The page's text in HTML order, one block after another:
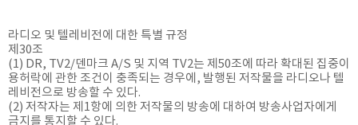
라디오 및 텔레비전에 대한 특별 규정
제30조
(1) DR, TV2/덴마크 A/S 및 지역 TV2는 제50조에 따라 확대된 집중이
용허락에 관한 조건이 충족되는 경우에, 발행된 저작물을 라디오나 텔
레비전으로 방송할 수 있다.
(2) 저작자는 제1항에 의한 저작물의 방송에 대하여 방송사업자에게
금지를 통지할 수 있다.